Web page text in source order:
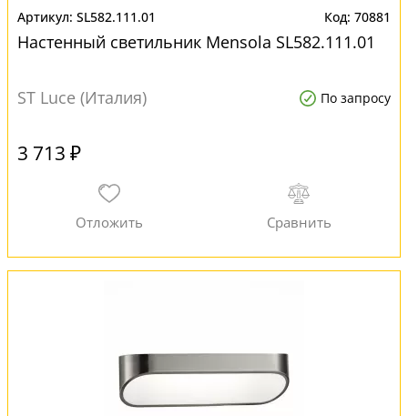
SL582.111.01 70881
Настенный светильник Mensola SL582.111.01
ST Luce (Италия) По запросу
3 713 ₽